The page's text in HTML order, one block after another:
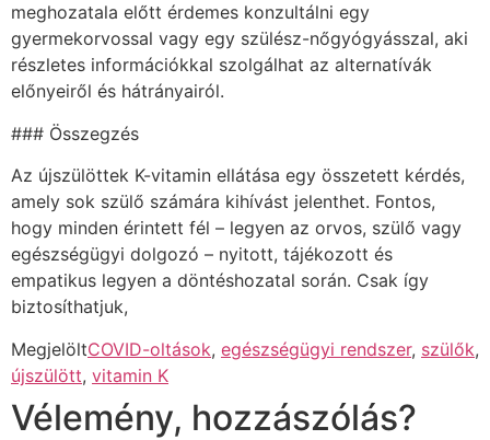
meghozatala előtt érdemes konzultálni egy
gyermekorvossal vagy egy szülész-nőgyógyásszal, aki
részletes információkkal szolgálhat az alternatívák
előnyeiről és hátrányairól.
### Összegzés
Az újszülöttek K-vitamin ellátása egy összetett kérdés,
amely sok szülő számára kihívást jelenthet. Fontos,
hogy minden érintett fél – legyen az orvos, szülő vagy
egészségügyi dolgozó – nyitott, tájékozott és
empatikus legyen a döntéshozatal során. Csak így
biztosíthatjuk,
MegjelöltCOVID-oltások, egészségügyi rendszer, szülők,
újszülött, vitamin K
Vélemény, hozzászólás?